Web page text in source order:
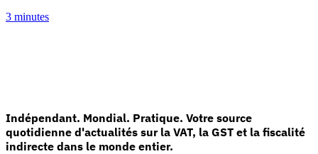
3 minutes
Indépendant. Mondial. Pratique. Votre source
quotidienne d'actualités sur la VAT, la GST et la fiscalité
indirecte dans le monde entier.